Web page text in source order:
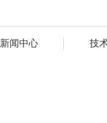
新闻中心 技